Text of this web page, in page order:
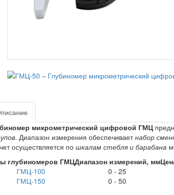
микрометрический цифровой ГМЦ
. Диапазон измерения обеспечиваетнабор
осуществляется пошкалам стебля и барабана
глубиномеров ГМЦДиапазон измерений, мм
ГМЦ-100
0 - 25
ГМЦ-150
0 - 50